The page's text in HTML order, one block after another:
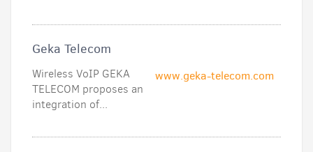
Geka Telecom
www.geka-telecom.com
Wireless VoIP GEKA
TELECOM proposes an
integration of...